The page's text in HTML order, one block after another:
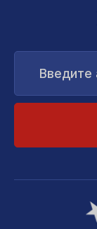
Введите
адрес
электронной